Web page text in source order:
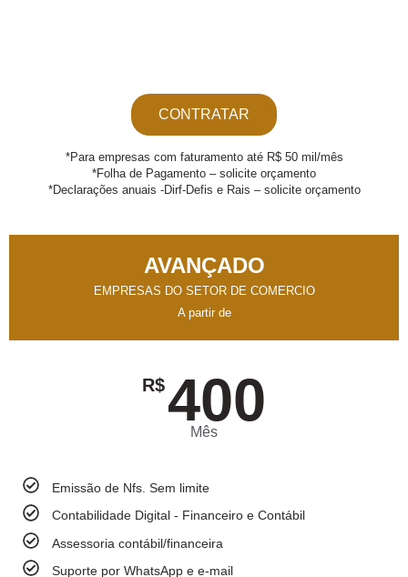
CONTRATAR
*Para empresas com faturamento até R$ 50 mil/mês
*Folha de Pagamento – solicite orçamento
*Declarações anuais -Dirf-Defis e Rais – solicite orçamento
AVANÇADO
EMPRESAS DO SETOR DE COMERCIO
A partir de
R$400
Mês
Emissão de Nfs. Sem limite
Contabilidade Digital - Financeiro e Contábil
Assessoria contábil/financeira
Suporte por WhatsApp e e-mail